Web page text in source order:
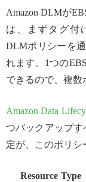
Amazon DLMが
は、まずタグ付
DLMポリシーを
れます。1つの
できるので、複数
Amazon Data
つバックアップ
定が、このポリシ
Resource Type